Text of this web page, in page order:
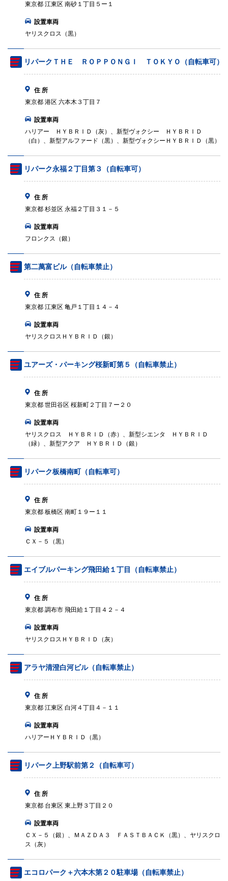
東京都 江東区 南砂１丁目５ー１
設置車両
ヤリスクロス（黒）
リパークＴＨＥ ＲＯＰＰＯＮＧＩ ＴＯＫＹＯ（自転車可）
住 所
東京都 港区 六本木３丁目７
設置車両
ハリアー ＨＹＢＲＩＤ（灰）、新型ヴォクシー ＨＹＢＲＩＤ
（白）、新型アルファード（黒）、新型ヴォクシーＨＹＢＲＩＤ（黒）
リパーク永福２丁目第３（自転車可）
住 所
東京都 杉並区 永福２丁目３１－５
設置車両
フロンクス（銀）
第二萬富ビル（自転車禁止）
住 所
東京都 江東区 亀戸１丁目１４－４
設置車両
ヤリスクロスＨＹＢＲＩＤ（銀）
ユアーズ・パーキング桜新町第５（自転車禁止）
住 所
東京都 世田谷区 桜新町２丁目７ー２０
設置車両
ヤリスクロス ＨＹＢＲＩＤ（赤）、新型シエンタ ＨＹＢＲＩＤ
（緑）、新型アクア ＨＹＢＲＩＤ（銀）
リパーク板橋南町（自転車可）
住 所
東京都 板橋区 南町１９ー１１
設置車両
ＣＸ－５（黒）
エイブルパーキング飛田給１丁目（自転車禁止）
住 所
東京都 調布市 飛田給１丁目４２－４
設置車両
ヤリスクロスＨＹＢＲＩＤ（灰）
アラヤ清澄白河ビル（自転車禁止）
住 所
東京都 江東区 白河４丁目４－１１
設置車両
ハリアーＨＹＢＲＩＤ（黒）
リパーク上野駅前第２（自転車可）
住 所
東京都 台東区 東上野３丁目２０
設置車両
ＣＸ－５（銀）、ＭＡＺＤＡ３ ＦＡＳＴＢＡＣＫ（黒）、ヤリスクロ
ス（灰）
エコロパーク＋六本木第２０駐車場（自転車禁止）